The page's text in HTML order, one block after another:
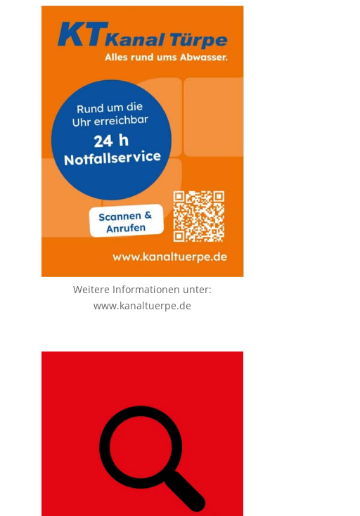
Weitere Informationen unter:
www.kanaltuerpe.de